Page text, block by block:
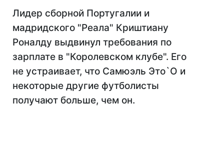
Лидер сборной Португалии и
мадридского "Реала" Криштиану
Роналду выдвинул требования по
зарплате в "Королевском клубе". Его
не устраивает, что Самюэль Это`О и
некоторые другие футболисты
получают больше, чем он.